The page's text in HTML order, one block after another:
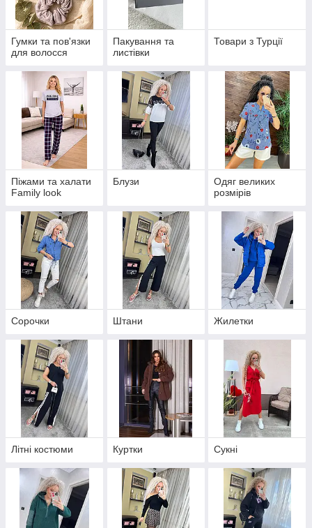
Гумки та пов'язки
для волосся
Пакування та
листівки
Товари з Турції
Піжами та халати
Family look
Блузи
Одяг великих
розмірів
Сорочки Штани Жилетки
Літні костюми Куртки Сукні